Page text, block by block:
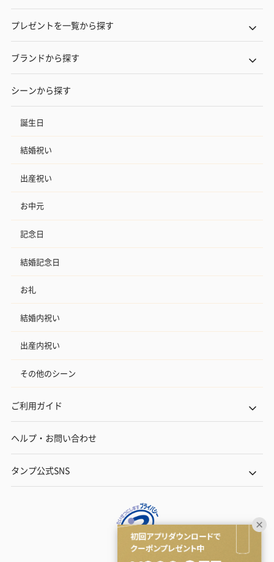
プレゼントを一覧から探す
ブランドから探す
シーンから探す
誕生日
結婚祝い
出産祝い
お中元
記念日
結婚記念日
お礼
結婚内祝い
出産内祝い
その他のシーン
ご利用ガイド
ヘルプ・お問い合わせ
タンプ公式SNS